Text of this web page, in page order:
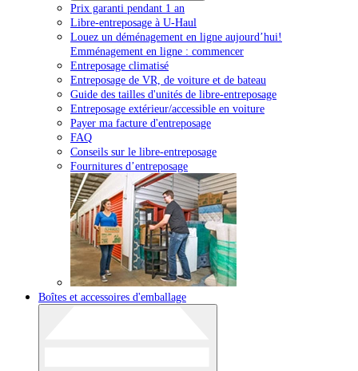
Prix garanti pendant 1 an
Libre-entreposage à U-Haul
Louez un déménagement en ligne aujourd’hui!
Emménagement en ligne : commencer
Entreposage climatisé
Entreposage de VR, de voiture et de bateau
Guide des tailles d'unités de libre-entreposage
Entreposage extérieur/accessible en voiture
Payer ma facture d'entreposage
FAQ
Conseils sur le libre-entreposage
Fournitures d’entreposage
Boîtes et accessoires d'emballage